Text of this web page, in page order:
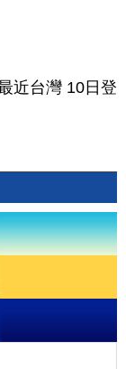
近台灣 10日登